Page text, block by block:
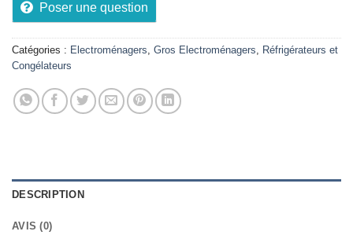
Poser une question
Catégories : Electroménagers, Gros Electroménagers, Réfrigérateurs et
Congélateurs
DESCRIPTION
AVIS (0)